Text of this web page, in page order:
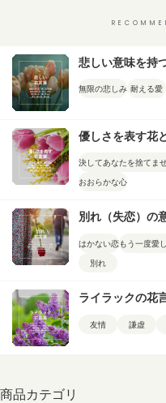
悲しい意味を持
無限の悲しみ 耐える愛
優しさを表す花
決してあなたを捨てませ
おおらかな心
別れ（失恋）の
はかない恋もう一度愛
別れ
ライラックの花
友情 謙虚
商品カテゴリ